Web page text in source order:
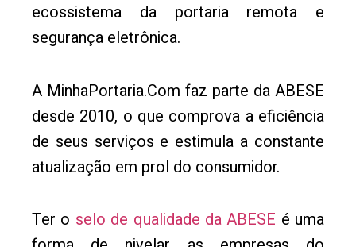
ecossistema da portaria remota e
segurança eletrônica.
A MinhaPortaria.Com faz parte da ABESE
desde 2010, o que comprova a eficiência
de seus serviços e estimula a constante
atualização em prol do consumidor.
Ter o selo de qualidade da ABESE é uma